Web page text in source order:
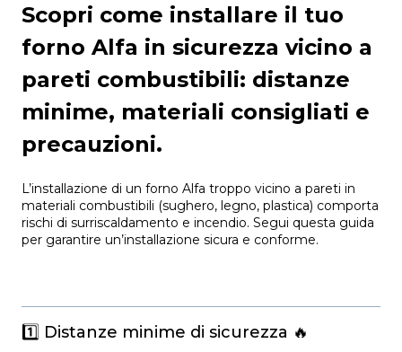
Scopri come installare il tuo
forno Alfa in sicurezza vicino a
pareti combustibili: distanze
minime, materiali consigliati e
precauzioni.
L’installazione di un forno Alfa troppo vicino a pareti in
materiali combustibili (sughero, legno, plastica) comporta
rischi di surriscaldamento e incendio. Segui questa guida
per garantire un’installazione sicura e conforme.
1️⃣ Distanze minime di sicurezza 🔥